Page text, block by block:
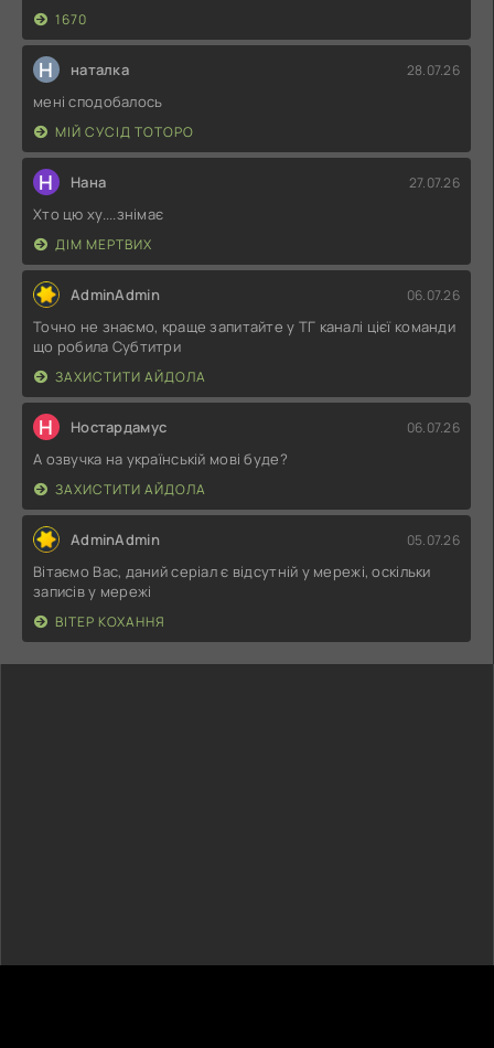
1670
Н наталка 28.07.26
мені сподобалось
МІЙ СУСІД ТОТОРО
Н Нана 27.07.26
Хто цю ху....знімає
ДІМ МЕРТВИХ
AdminAdmin 06.07.26
Точно не знаємо, краще запитайте у ТГ каналі цієї команди
що робила Субтитри
ЗАХИСТИТИ АЙДОЛА
Н Ностардамус 06.07.26
А озвучка на українській мові буде?
ЗАХИСТИТИ АЙДОЛА
AdminAdmin 05.07.26
Вітаємо Вас, даний серіал є відсутній у мережі, оскільки
записів у мережі
ВІТЕР КОХАННЯ